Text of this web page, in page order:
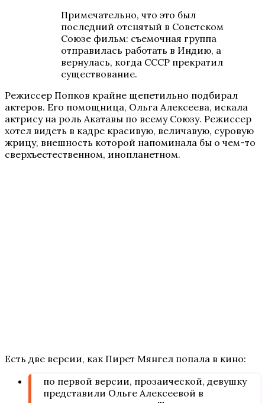
Примечательно, что это был
последний отснятый в Советском
Союзе фильм: съемочная группа
отправилась работать в Индию, а
вернулась, когда СССР прекратил
существование.
Режиссер Попков крайне щепетильно подбирал
актеров. Его помощница, Ольга Алексеева, искала
актрису на роль Акатавы по всему Союзу. Режиссер
хотел видеть в кадре красивую, величавую, суровую
жрицу, внешность которой напоминала бы о чем-то
сверхъестественном, инопланетном.
Есть две версии, как Пирет Мянгел попала в кино:
по первой версии, прозаической, девушку
представили Ольге Алексеевой в